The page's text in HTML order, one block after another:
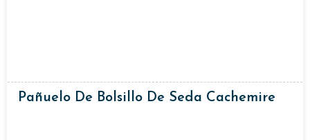
Pañuelo De Bolsillo De Seda Cachemire